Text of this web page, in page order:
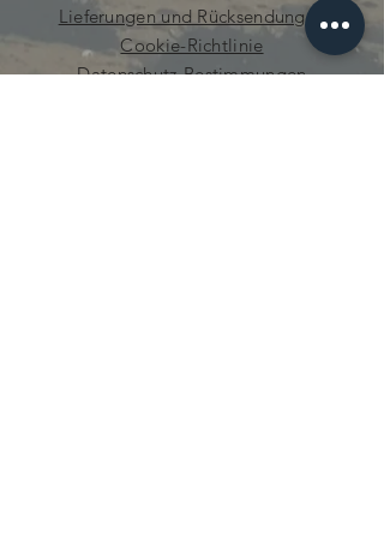
Lieferungen und Rücksendungen
Cookie-Richtlinie
Datenschutz-Bestimmungen